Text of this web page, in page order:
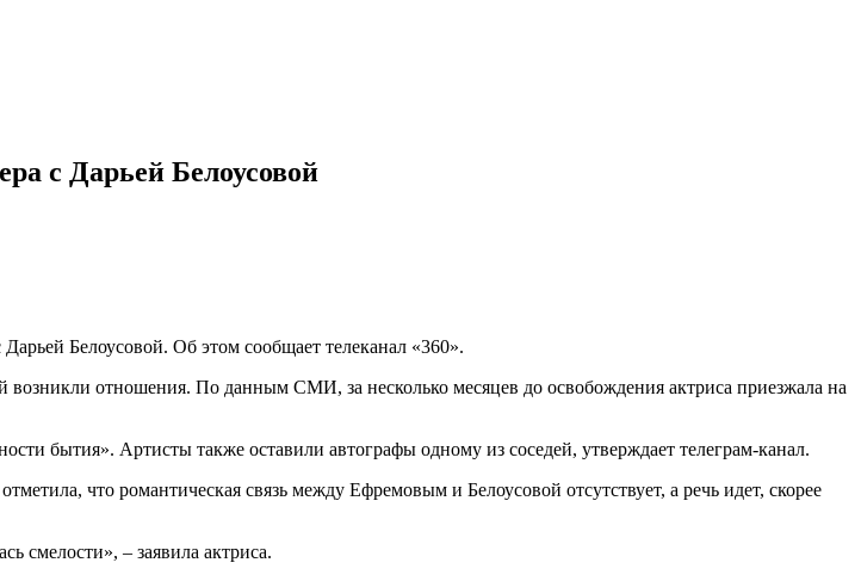
с Дарьей Белоусовой
Белоусовой. Об этом сообщает телеканал «360».
возникли отношения. По данным СМИ, за несколько месяцев до освобождения актриса приезжала на
бытия». Артисты также оставили автографы одному из соседей, утверждает телеграм-канал.
что романтическая связь между Ефремовым и Белоусовой отсутствует, а речь идет, скорее
смелости», – заявила актриса.